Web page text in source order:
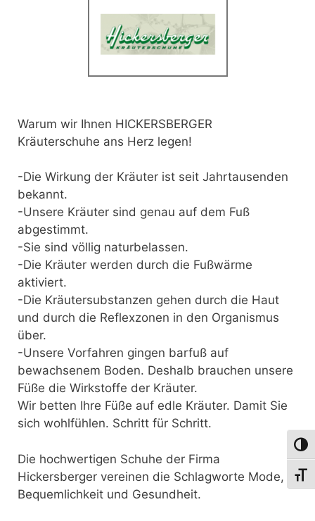
Warum wir Ihnen HICKERSBERGER
Kräuterschuhe ans Herz legen!
-Die Wirkung der Kräuter ist seit Jahrtausenden
bekannt.
-Unsere Kräuter sind genau auf dem Fuß
abgestimmt.
-Sie sind völlig naturbelassen.
-Die Kräuter werden durch die Fußwärme
aktiviert.
-Die Kräutersubstanzen gehen durch die Haut
und durch die Reflexzonen in den Organismus
über.
-Unsere Vorfahren gingen barfuß auf
bewachsenem Boden. Deshalb brauchen unsere
Füße die Wirkstoffe der Kräuter.
Wir betten Ihre Füße auf edle Kräuter. Damit Sie
sich wohlfühlen. Schritt für Schritt.
Die hochwertigen Schuhe der Firma
Hickersberger vereinen die Schlagworte Mode,
Bequemlichkeit und Gesundheit.